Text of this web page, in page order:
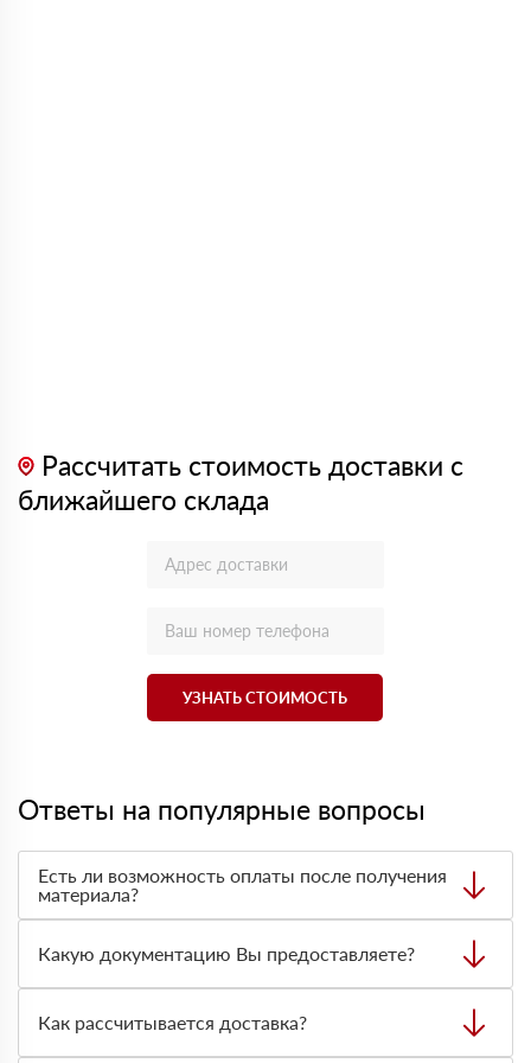
Рассчитать стоимость доставки с
ближайшего склада
УЗНАТЬ СТОИМОСТЬ
Ответы на популярные вопросы
Есть ли возможность оплаты после получения
материала?
оплата по факту получения товара. При этом, если
доставленный товар был ненадлежащего качества, то
Вы вправе от него отказаться.
Какую документацию Вы предоставляете?
сертификаты и паспорта качества, а также товарно-
транспортную накладную.
Как рассчитывается доставка?